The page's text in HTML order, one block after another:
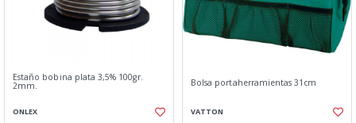
Estaño bobina plata 3,5% 100gr.
2mm.
ONLEX
Bolsa portaherramientas 31cm
VATTON